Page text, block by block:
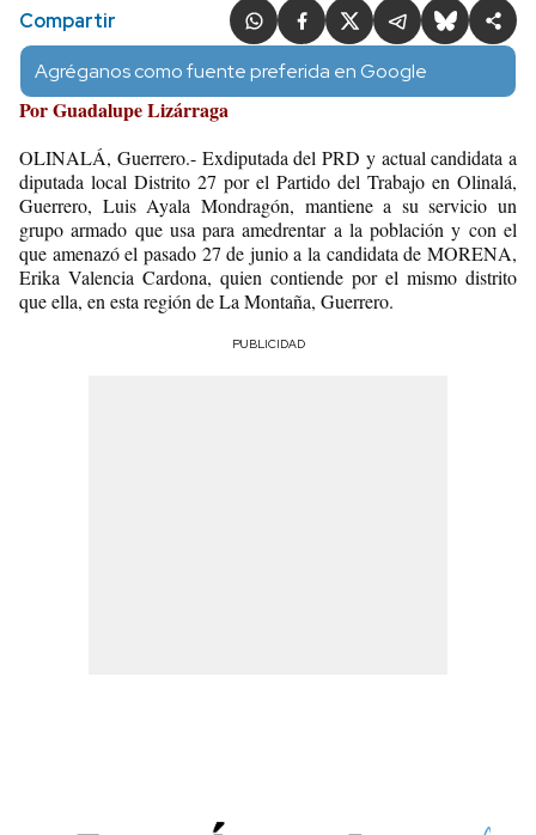
Compartir
Agréganos como fuente preferida en Google
Por Guadalupe Lizárraga
OLINALÁ, Guerrero.- Exdiputada del PRD y actual candidata a
diputada local Distrito 27 por el Partido del Trabajo en Olinalá,
Guerrero, Luis Ayala Mondragón, mantiene a su servicio un
grupo armado que usa para amedrentar a la población y con el
que amenazó el pasado 27 de junio a la candidata de MORENA,
Erika Valencia Cardona, quien contiende por el mismo distrito
que ella, en esta región de La Montaña, Guerrero.
PUBLICIDAD